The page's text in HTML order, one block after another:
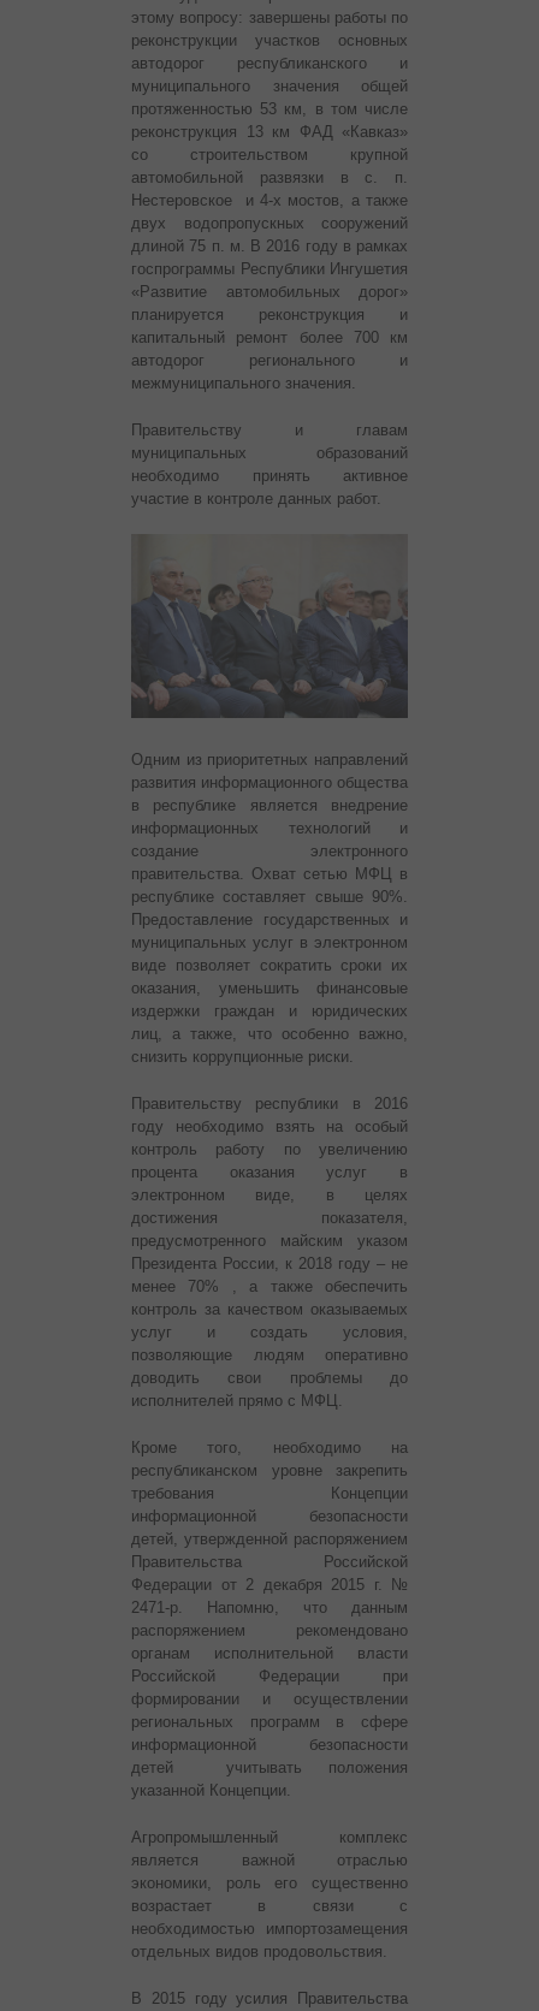
этому вопросу: завершены работы по
реконструкции участков основных
автодорог республиканского и
муниципального значения общей
протяженностью 53 км, в том числе
реконструкция 13 км ФАД «Кавказ»
со строительством крупной
автомобильной развязки в с. п.
Нестеровское и 4-х мостов, а также
двух водопропускных сооружений
длиной 75 п. м. В 2016 году в рамках
госпрограммы Республики Ингушетия
«Развитие автомобильных дорог»
планируется реконструкция и
капитальный ремонт более 700 км
автодорог регионального и
межмуниципального значения.
Правительству и главам
муниципальных образований
необходимо принять активное
участие в контроле данных работ.
Одним из приоритетных направлений
развития информационного общества
в республике является внедрение
информационных технологий и
создание электронного
правительства. Охват сетью МФЦ в
республике составляет свыше 90%.
Предоставление государственных и
муниципальных услуг в электронном
виде позволяет сократить сроки их
оказания, уменьшить финансовые
издержки граждан и юридических
лиц, а также, что особенно важно,
снизить коррупционные риски.
Правительству республики в 2016
году необходимо взять на особый
контроль работу по увеличению
процента оказания услуг в
электронном виде, в целях
достижения показателя,
предусмотренного майским указом
Президента России, к 2018 году – не
менее 70% , а также обеспечить
контроль за качеством оказываемых
услуг и создать условия,
позволяющие людям оперативно
доводить свои проблемы до
исполнителей прямо с МФЦ.
Кроме того, необходимо на
республиканском уровне закрепить
требования Концепции
информационной безопасности
детей, утвержденной распоряжением
Правительства Российской
Федерации от 2 декабря 2015 г. №
2471-р. Напомню, что данным
распоряжением рекомендовано
органам исполнительной власти
Российской Федерации при
формировании и осуществлении
региональных программ в сфере
информационной безопасности
детей учитывать положения
указанной Концепции.
Агропромышленный комплекс
является важной отраслью
экономики, роль его существенно
возрастает в связи с
необходимостью импортозамещения
отдельных видов продовольствия.
В 2015 году усилия Правительства